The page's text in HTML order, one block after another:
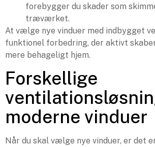
forebygger du skader som
træværket.
At vælge nye vinduer med indbygget
funktionel forbedring, der aktivt
mere behageligt hjem.
Forskellige
moderne vinduer
Når du skal vælge nye vinduer, er det